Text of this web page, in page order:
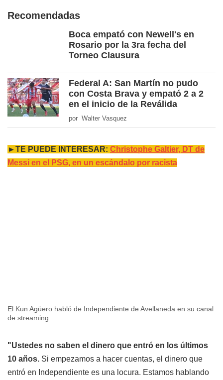
Recomendadas
Boca empató con Newell's en
Rosario por la 3ra fecha del
Torneo Clausura
Federal A: San Martín no pudo
con Costa Brava y empató 2 a 2
en el inicio de la Reválida
por Walter Vasquez
►TE PUEDE INTERESAR: Christophe Galtier, DT de
Messi en el PSG, en un escándalo por racista
El Kun Agüero habló de Independiente de Avellaneda en su canal
de streaming
"Ustedes no saben el dinero que entró en los últimos
10 años. Si empezamos a hacer cuentas, el dinero que
entró en Independiente es una locura. Estamos hablando